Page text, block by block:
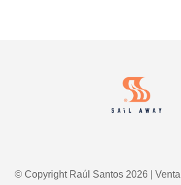
© Copyright Raúl Santos 2026 |